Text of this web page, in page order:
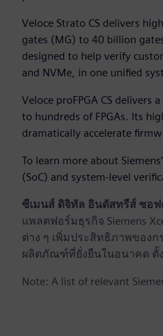
Veloce Strato CS delivers
gates (MG) to 40 billion
designed to help verify
and NVMe, in one unified
Veloce proFPGA CS delivers
to hundreds of FPGAs. Its
dramatically accelerate
To learn more about
(SoC) and system-level
ซีเมนส์ ดิจิทัล อินดัสทรีส์ ซอฟ
แพลตฟอร์มธุรกิจ Siemens
ต่าง ๆ เพิ่มประสิทธิภาพของ
ผลิตภัณฑ์ที่ยั่งยืนในอนาคต ตั้
Note: A list of relevant